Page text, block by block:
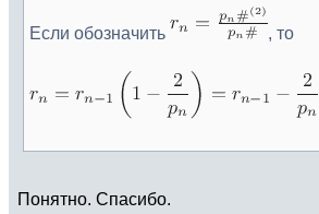
Если обозначить , то
Понятно. Спасибо.